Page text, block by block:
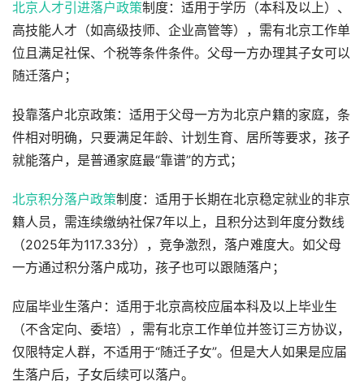
北京人才引进落户政策制度：适用于学历（本科及以上）、
高技能人才（如高级技师、企业高管等），需有北京工作单
位且满足社保、个税等条件条件。父母一方办理其子女可以
随迁落户；
投靠落户北京政策：适用于父母一方为北京户籍的家庭，条
件相对明确，只要满足年龄、计划生育、居所等要求，孩子
就能落户，是普通家庭最“靠谱”的方式；
北京积分落户政策制度：适用于长期在北京稳定就业的非京
籍人员，需连续缴纳社保7年以上，且积分达到年度分数线
（2025年为117.33分），竞争激烈，落户难度大。如父母
一方通过积分落户成功，孩子也可以跟随落户；
应届毕业生落户：适用于北京高校应届本科及以上毕业生
（不含定向、委培），需有北京工作单位并签订三方协议，
仅限特定人群，不适用于“随迁子女”。但是大人如果是应届
生落户后，子女后续可以落户。